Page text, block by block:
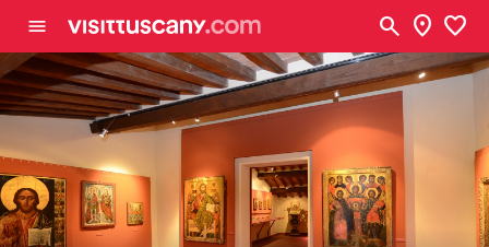
menu search location_on favorite